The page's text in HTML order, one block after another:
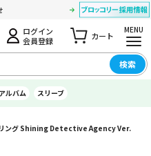
ログイン
会員登録
カート
MENU
検索
ルバム スリーブ
リング Shining Detective Agency Ver.